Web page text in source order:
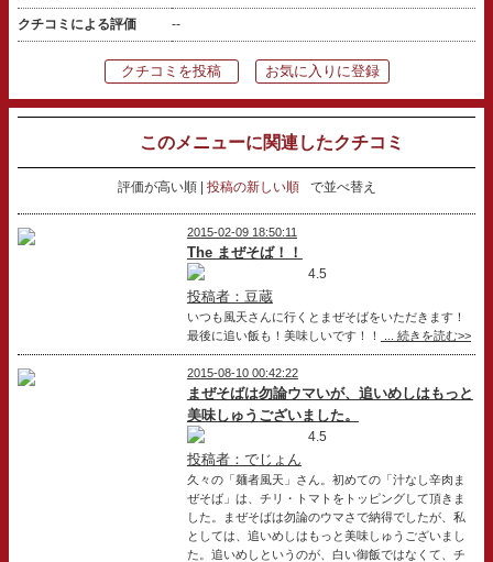
クチコミによる評価 --
クチコミを投稿 お気に入りに登録
このメニューに関連したクチコミ
評価が高い順 投稿の新しい順 で並べ替え
2015-02-09 18:50:11
The まぜそば！！
4.5
投稿者：豆蔵
いつも風天さんに行くとまぜそばをいただきます！
最後に追い飯も！美味しいです！！
... 続きを読む>>
2015-08-10 00:42:22
まぜそばは勿論ウマいが、追いめしはもっと
美味しゅうございました。
4.5
投稿者：でじょん
久々の「麺者風天」さん。初めての「汁なし辛肉ま
ぜそば」は、チリ・トマトをトッピングして頂きま
した。まぜそばは勿論のウマさで納得でしたが、私
としては、追いめしはもっと美味しゅうございまし
た。追いめしというのが、白い御飯ではなくて、チ